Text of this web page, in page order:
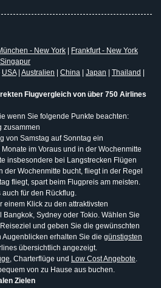
- New York
Frankfurt - New York
USA| Australien China Japan Thailand
Flugvergleich von über 750 Airlines
wenn Sie folgende Punkte beachten:
zusammen
von Samstag auf Sonntag ein
im Voraus und in der Wochenmitte
insbesondere bei Langstrecken Flügen
der Wochenmitte bucht, fliegt in der Regel
fliegt, spart beim Flugpreis am meisten.
für den Rückflug.
einem Klick zu den attraktivsten
Sydney oder Tokio. Wählen Sie
und geben Sie die gewünschten
erhalten Sie die günstigsten
übersichtlich angezeigt.
, Charterflüge und Low Cost Angebote.
von zu Hause aus buchen.
Zielen